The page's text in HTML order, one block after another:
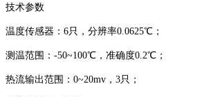
技术参数
温度传感器：6只，分辨率0.0625℃；
测温范围：-50~100℃，准确度0.2℃；
热流输出范围：0~20mv，3只；